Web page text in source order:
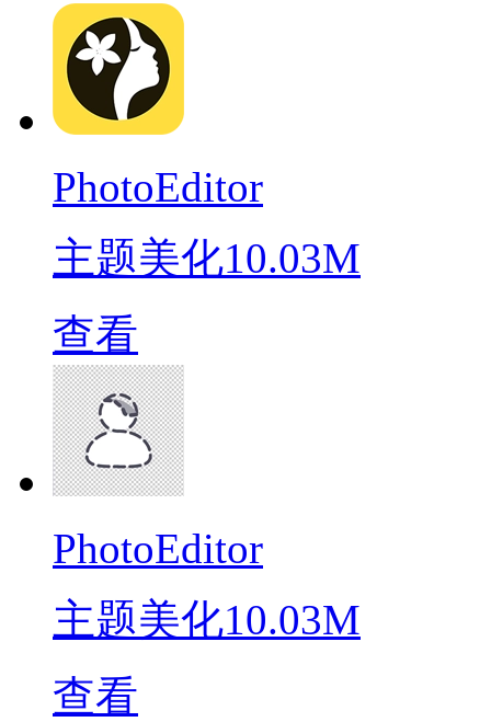
PhotoEditor
主题美化10.03M
查看
PhotoEditor
主题美化10.03M
查看